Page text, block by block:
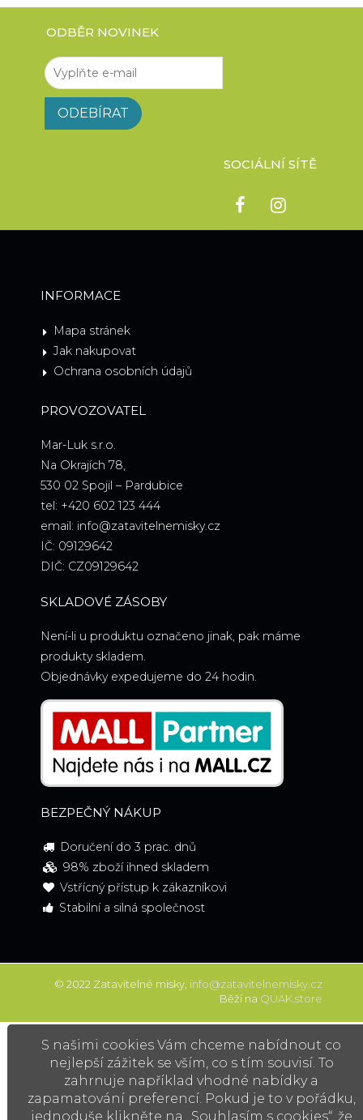
S našimi cookies Vám chceme nabídnout co
nejlepší zážitek se vším, co s tím souvisí. To
zahrnuje například vhodné nabídky a
zapamatování preferencí. Pokud je to v pořádku,
jednoduše klikněte na „Souhlasím s cookies“, že
ODBĚR NOVINEK
SOCIÁLNÍ SÍTĚ
INFORMACE
Mapa stránek
Jak nakupovat
Ochrana osobních údajů
PROVOZOVATEL
Mar-Luk s.r.o.
Na Okrajích 78,
530 02 Spojil – Pardubice
tel: +420 602 123 444
email: info@zatavitelnemisky.cz
IČ: 09129642
DIČ: CZ09129642
SKLADOVÉ ZÁSOBY
Není-li u produktu označeno jinak, pak máme
produkty skladem.
Objednávky expedujeme do 24 hodin.
BEZPEČNÝ NÁKUP
Doručení do 3 prac. dnů
98% zboží ihned skladem
Vstřícný přístup k zákazníkovi
Stabilní a silná společnost
© 2022 Zatavitelné misky, info@zatavitelnemisky.cz
Běží na QUAK.store